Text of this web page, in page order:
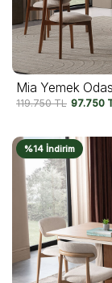
Mia Yemek
119.750TL 97.750
%14 İndirim